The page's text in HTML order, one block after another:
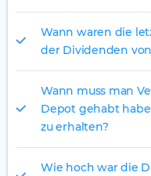
Wann waren die
der Dividenden von
Wann muss man
Depot gehabt
zu erhalten?
Wie hoch war die